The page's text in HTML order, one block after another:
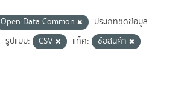
Open Data Common
ประเภทชุดข้อมูล:
รูปแบบ: CSV แท็ค:
ชื่อสินค้า